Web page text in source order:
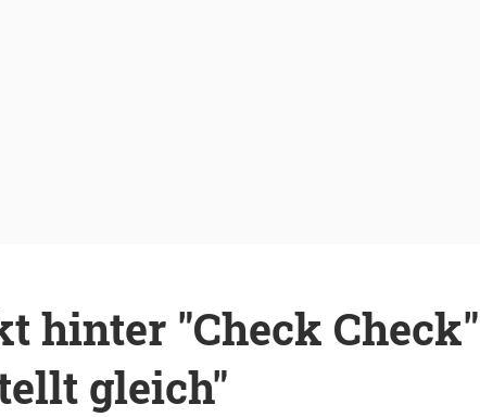
hinter "Check
gleich"